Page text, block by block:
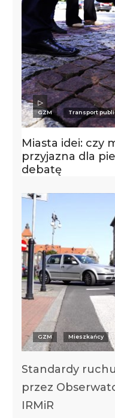
GZM Transport
Miasta idei: czy
przyjazna dla
debatę
GZM Mieszkańcy
Standardy
przez
IRMiR